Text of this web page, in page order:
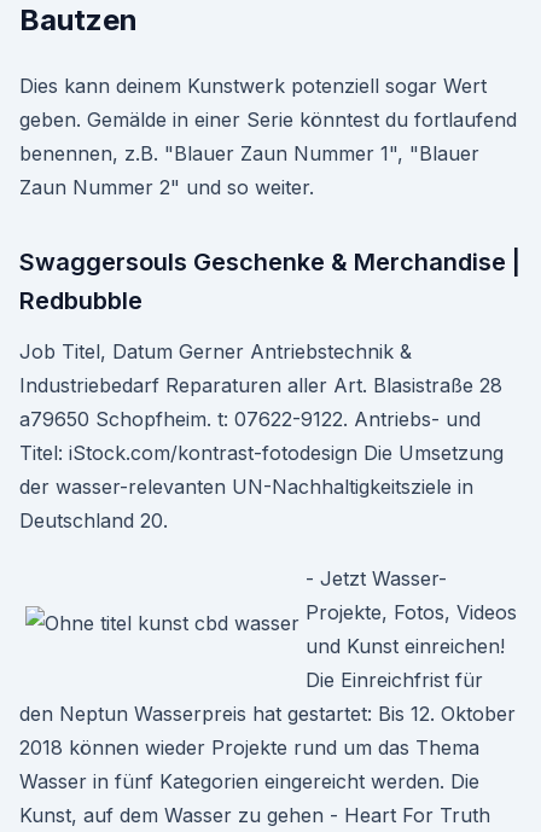
Bautzen
Dies kann deinem Kunstwerk potenziell sogar Wert
geben. Gemälde in einer Serie könntest du fortlaufend
benennen, z.B. "Blauer Zaun Nummer 1", "Blauer
Zaun Nummer 2" und so weiter.
Swaggersouls Geschenke & Merchandise |
Redbubble
Job Titel, Datum Gerner Antriebstechnik &
Industriebedarf Reparaturen aller Art. Blasistraße 28
a79650 Schopfheim. t: 07622-9122. Antriebs- und
Titel: iStock.com/kontrast-fotodesign Die Umsetzung
der wasser-relevanten UN-Nachhaltigkeitsziele in
Deutschland 20.
- Jetzt Wasser-
Projekte, Fotos, Videos
und Kunst einreichen!
Die Einreichfrist für
den Neptun Wasserpreis hat gestartet: Bis 12. Oktober
2018 können wieder Projekte rund um das Thema
Wasser in fünf Kategorien eingereicht werden. Die
Kunst, auf dem Wasser zu gehen - Heart For Truth